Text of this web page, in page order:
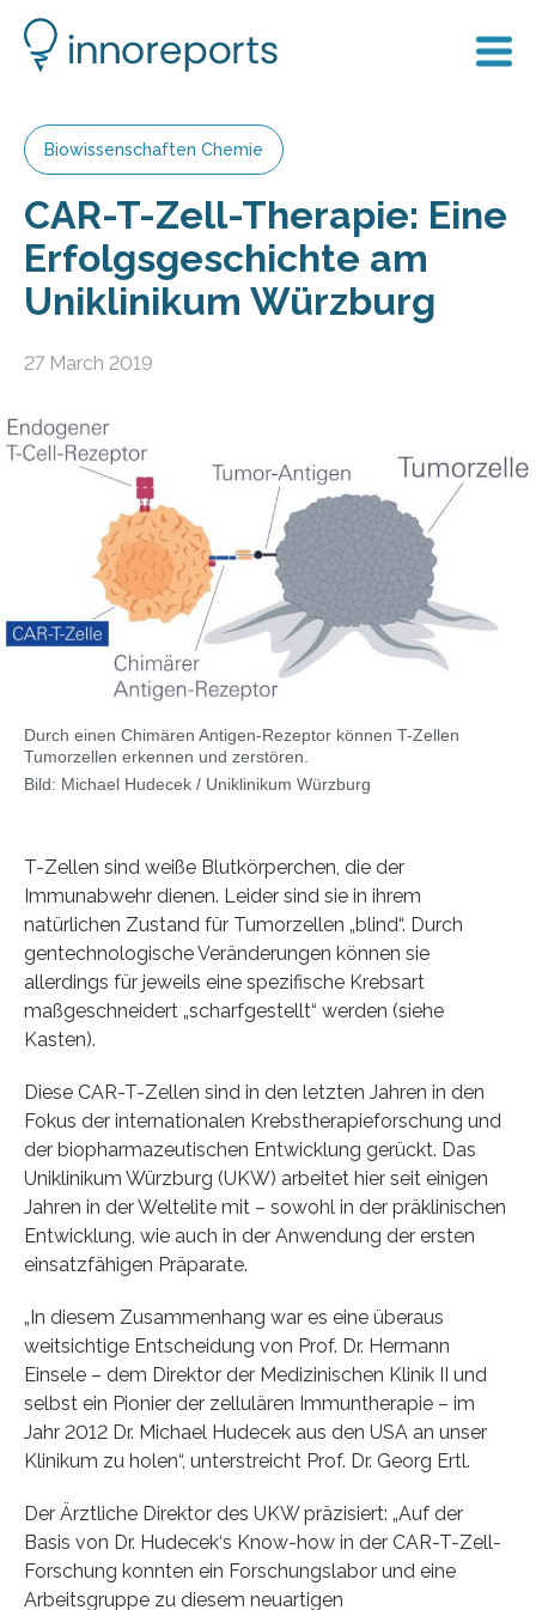
Biowissenschaften Chemie
CAR-T-Zell-Therapie: Eine
Erfolgsgeschichte am
Uniklinikum Würzburg
27 March 2019
Durch einen Chimären Antigen-Rezeptor können T-Zellen
Tumorzellen erkennen und zerstören.
Bild: Michael Hudecek / Uniklinikum Würzburg
T-Zellen sind weiße Blutkörperchen, die der
Immunabwehr dienen. Leider sind sie in ihrem
natürlichen Zustand für Tumorzellen „blind“. Durch
gentechnologische Veränderungen können sie
allerdings für jeweils eine spezifische Krebsart
maßgeschneidert „scharfgestellt“ werden (siehe
Kasten).
Diese CAR-T-Zellen sind in den letzten Jahren in den
Fokus der internationalen Krebstherapieforschung und
der biopharmazeutischen Entwicklung gerückt. Das
Uniklinikum Würzburg (UKW) arbeitet hier seit einigen
Jahren in der Weltelite mit – sowohl in der präklinischen
Entwicklung, wie auch in der Anwendung der ersten
einsatzfähigen Präparate.
„In diesem Zusammenhang war es eine überaus
weitsichtige Entscheidung von Prof. Dr. Hermann
Einsele – dem Direktor der Medizinischen Klinik II und
selbst ein Pionier der zellulären Immuntherapie – im
Jahr 2012 Dr. Michael Hudecek aus den USA an unser
Klinikum zu holen“, unterstreicht Prof. Dr. Georg Ertl.
Der Ärztliche Direktor des UKW präzisiert: „Auf der
Basis von Dr. Hudecek‘s Know-how in der CAR-T-Zell-
Forschung konnten ein Forschungslabor und eine
Arbeitsgruppe zu diesem neuartigen